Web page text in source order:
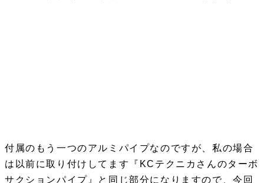
付属のもう一つのアルミパイプなのですが、私の場合
は以前に取り付けしてます『KCテクニカさんのターボ
サクションパイプ』と同じ部分になりますので、今回